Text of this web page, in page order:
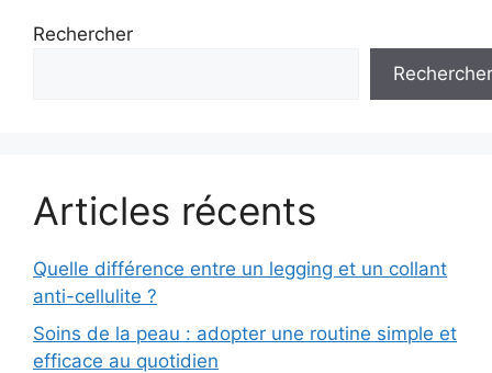
Rechercher
Rechercher
Articles récents
Quelle différence entre un legging et un collant
anti-cellulite ?
Soins de la peau : adopter une routine simple et
efficace au quotidien